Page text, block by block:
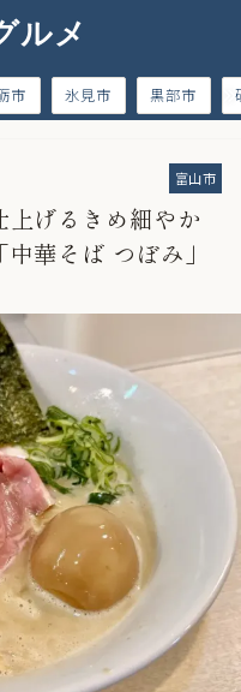
ルメ
市 氷見市 黒部市
富山市
上げるきめ細やか
華そば つぼみ」